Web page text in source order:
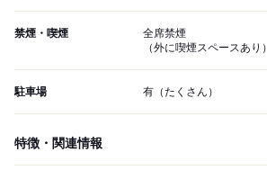
禁煙・喫煙
全席禁煙
（外に喫煙スペースあり）
駐車場 有（たくさん）
特徴・関連情報